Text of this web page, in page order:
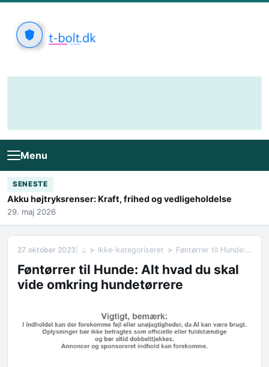
Menu
SENESTE
Akku højtryksrenser: Kraft, frihed og vedligeholdelse
29. maj 2026
27. oktober 2023 ⌂ Ikke-kategoriseret Føntørrer til Hunde: Alt hvad du skal vide omkring hundetørrere
Føntørrer til Hunde: Alt hvad du skal
vide omkring hundetørrere